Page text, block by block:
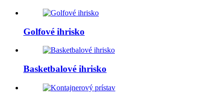
Golfové ihrisko
Basketbalové ihrisko